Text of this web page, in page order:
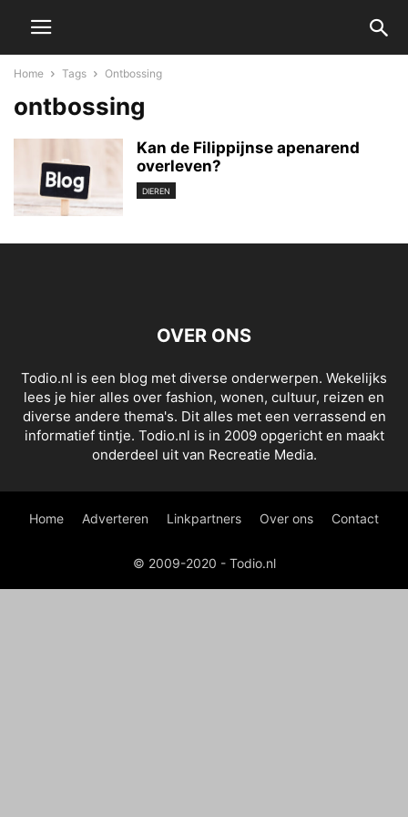
Home Tags Ontbossing
ontbossing
Kan de Filippijnse apenarend
overleven?
DIEREN
OVER ONS
Todio.nl is een blog met diverse onderwerpen. Wekelijks
lees je hier alles over fashion, wonen, cultuur, reizen en
diverse andere thema's. Dit alles met een verrassend en
informatief tintje. Todio.nl is in 2009 opgericht en maakt
onderdeel uit van Recreatie Media.
Home Adverteren Linkpartners Over ons Contact
© 2009-2020 - Todio.nl